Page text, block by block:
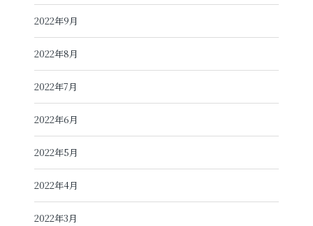
2022年9月
2022年8月
2022年7月
2022年6月
2022年5月
2022年4月
2022年3月